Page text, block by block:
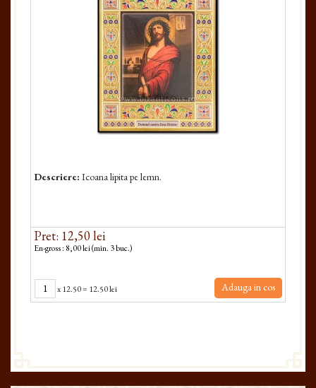
Descriere: Icoana lipita pe lemn.
Pret: 12,50 lei
En-gross : 8,00 lei (min. 3 buc.)
x12.50= 12.50 lei Adauga in cos